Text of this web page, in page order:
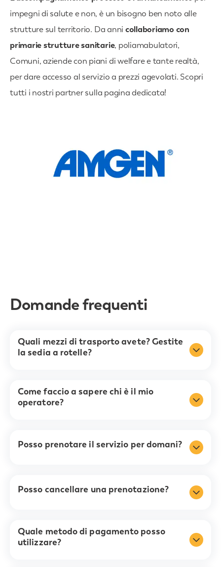
impegni di salute e non, è un bisogno ben noto alle
strutture sul territorio. Da anni collaboriamo con
primarie strutture sanitarie, poliamabulatori,
Comuni, aziende con piani di welfare e tante realtà,
per dare accesso al servizio a prezzi agevolati. Scopri
tutti i nostri partner sulla pagina dedicata!
Domande frequenti
Quali mezzi di trasporto avete? Gestite
la sedia a rotelle?
Come faccio a sapere chi è il mio
operatore?
Posso prenotare il servizio per domani?
Posso cancellare una prenotazione?
Quale metodo di pagamento posso
utilizzare?